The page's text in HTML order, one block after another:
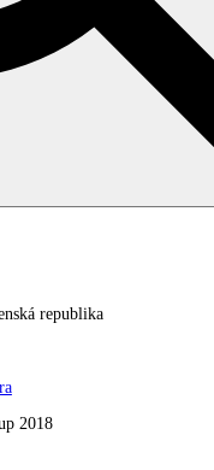
republika
2018